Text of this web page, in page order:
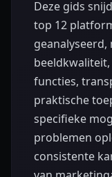
Deze gids
top 12
functies,
praktische
specifieke
problemen
consistente